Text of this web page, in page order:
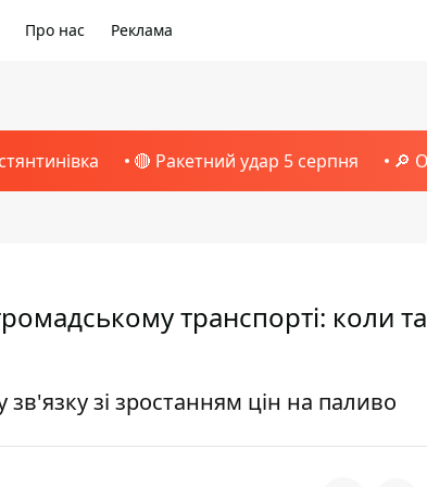
Про нас Реклама
🔴 Ракетний удар 5 серпня 🔎
транспорті: коли
зі зростанням цін на паливо